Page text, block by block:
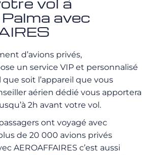
avec
d’avions privés,
un service VIP et personnalisé
soit l’appareil que vous
aérien dédié vous apportera
2h avant votre vol.
ont voyagé avec
de 20 000 avions privés
AEROAFFAIRES c’est aussi